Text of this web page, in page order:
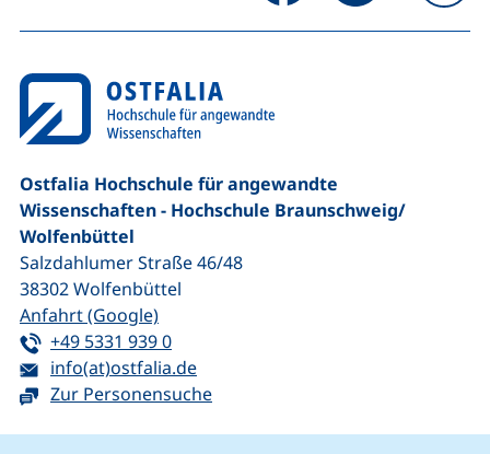
Ostfalia Hochschule für angewandte
Wissenschaften - Hochschule Braunschweig/​
Wolfenbüttel
Salzdahlumer Straße 46/48
38302Wolfenbüttel
Anfahrt (Google)(externer Link, öffnet neues Fenster)
Tel:
+49 5331 939 0(startet einen Telefonanruf, wenn Ihr
E-Mail:
info(at)ostfalia.de(öffnet Ihr E-Mail-Programm)
Zur Personensuche